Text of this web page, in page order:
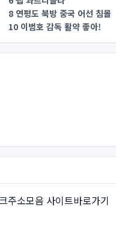
8 연평도 북방 중국 어선 침몰
10 이범호 감독 활약 좋아!
주소모음 사이트바로가기